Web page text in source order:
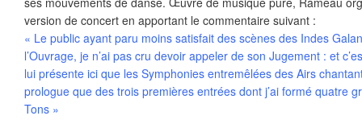
version de concert en apportant le commentaire suivant :
« Le public ayant paru moins satisfait des scènes des Indes
l’Ouvrage, je n’ai pas cru devoir appeler de son Jugement : et
lui présente ici que les Symphonies entremêlées des Airs
prologue que des trois premières entrées dont j’ai formé quatre
Tons »